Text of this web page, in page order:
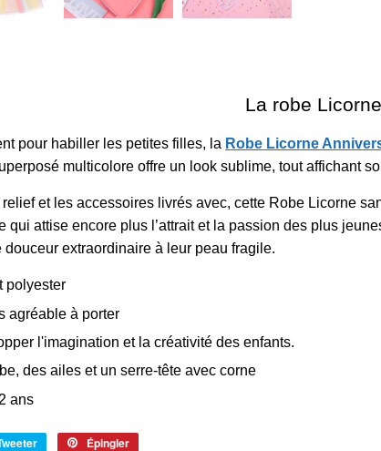
La robe
pour habiller les petites filles, la Robe Licorne
multicolore offre un look sublime, tout affichant
et les accessoires livrés avec, cette Robe Licorne
qui attise encore plus l’attrait et la passion des plus
douceur extraordinaire à leur peau fragile.
polyester
agréable à porter
l'imagination et la créativité des enfants.
des ailes et un serre-tête avec corne
ans
Tweeter
Épingler